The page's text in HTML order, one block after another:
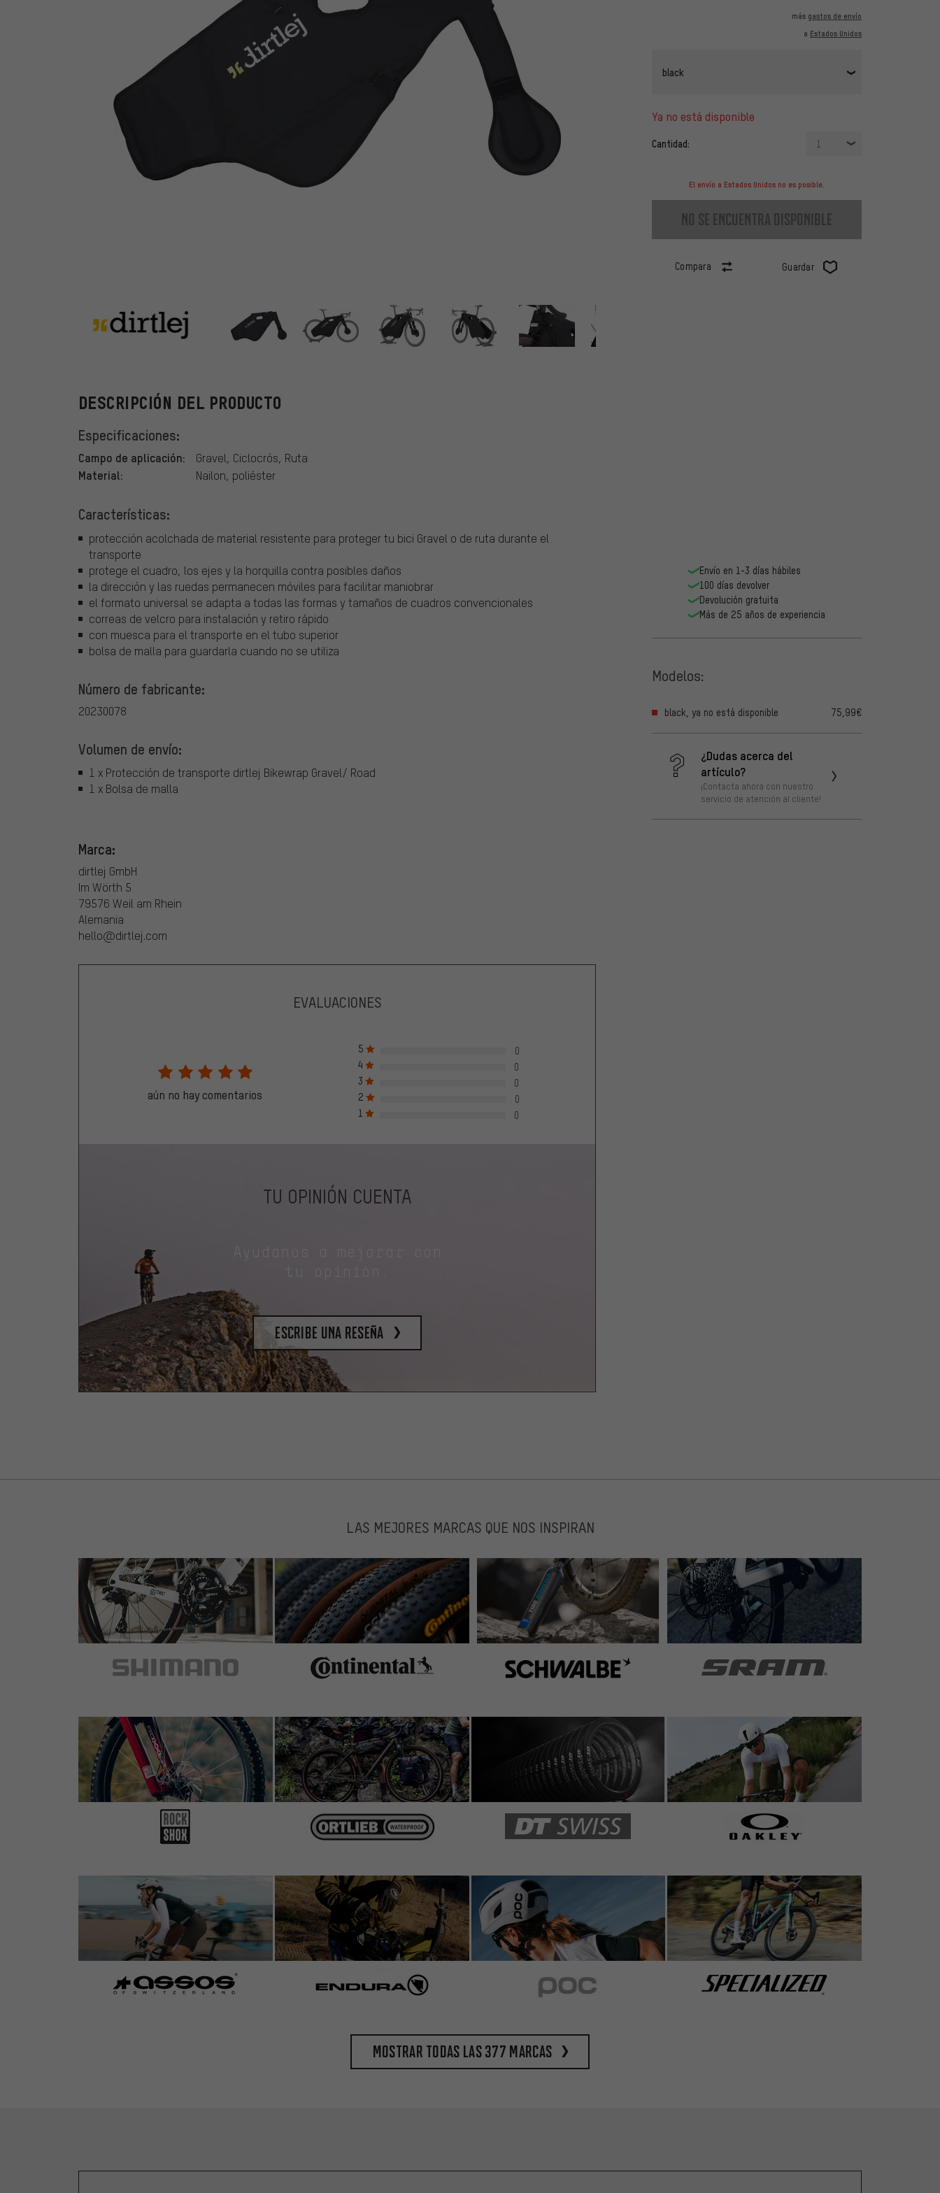
más gastos de envío
a Estados Unidos
black
ya no está disponible
Cantidad: 1
El envío a Estados Unidos no es posible.
no se encuentra disponible
Compara Guardar
dirtlej
DESCRIPCIÓN DEL PRODUCTO
Especificaciones:
Campo de aplicación: Gravel, Ciclocrós, Ruta
Material: Nailon, poliéster
Características:
protección acolchada de material resistente para proteger tu bici Gravel o de ruta durante el
transporte
protege el cuadro, los ejes y la horquilla contra posibles daños
la dirección y las ruedas permanecen móviles para facilitar maniobrar
el formato universal se adapta a todas las formas y tamaños de cuadros convencionales
correas de velcro para instalación y retiro rápido
con muesca para el transporte en el tubo superior
bolsa de malla para guardarla cuando no se utiliza
Número de fabricante:
20230078
Volumen de envío:
1 x Protección de transporte dirtlej Bikewrap Gravel/ Road
1 x Bolsa de malla
Marca:
dirtlej GmbH
Im Wörth 5
79576 Weil am Rhein
Alemania
hello@dirtlej.com
Envío en 1-3 días hábiles
100 días devolver
Devolución gratuita
Más de 25 años de experiencia
Modelos:
black, ya no está disponible 75,99€
¿Dudas acerca del
artículo?
¡Contacta ahora con nuestro
servicio de atención al cliente!
EVALUACIONES
aún no hay comentarios
5
0
4
0
3
0
2
0
1
0
TU OPINIÓN CUENTA
tu opinión.
escribe una reseña
LAS MEJORES MARCAS QUE NOS INSPIRAN
Mostrar todas las 377 marcas